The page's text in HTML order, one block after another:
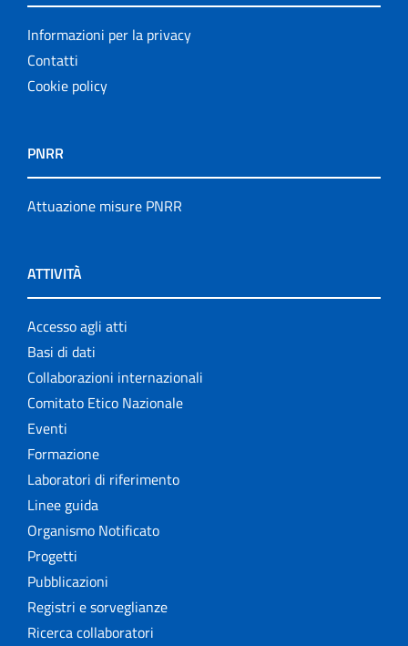
Informazioni per la privacy
Contatti
Cookie policy
PNRR
Attuazione misure PNRR
ATTIVITÀ
Accesso agli atti
Basi di dati
Collaborazioni internazionali
Comitato Etico Nazionale
Eventi
Formazione
Laboratori di riferimento
Linee guida
Organismo Notificato
Progetti
Pubblicazioni
Registri e sorveglianze
Ricerca collaboratori